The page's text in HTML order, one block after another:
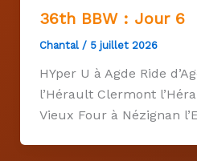
36th BBW : Jour 6
Chantal / 5 juillet 2026
HYper U à Agde Ride
l’Hérault Clermont
Vieux Four à Nézignan